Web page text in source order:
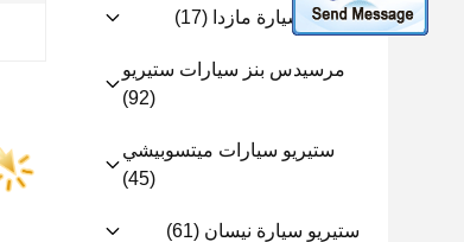
ستيريو سيارة مازدا (17)
مرسيدس بنز سيارات ستيريو
(92)
ستيريو سيارات ميتسوبيشي
(45)
ستيريو سيارة نيسان (61)